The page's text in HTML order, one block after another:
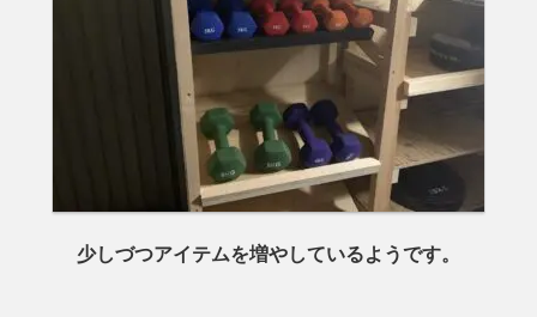
少しづつアイテムを増やしているようです。